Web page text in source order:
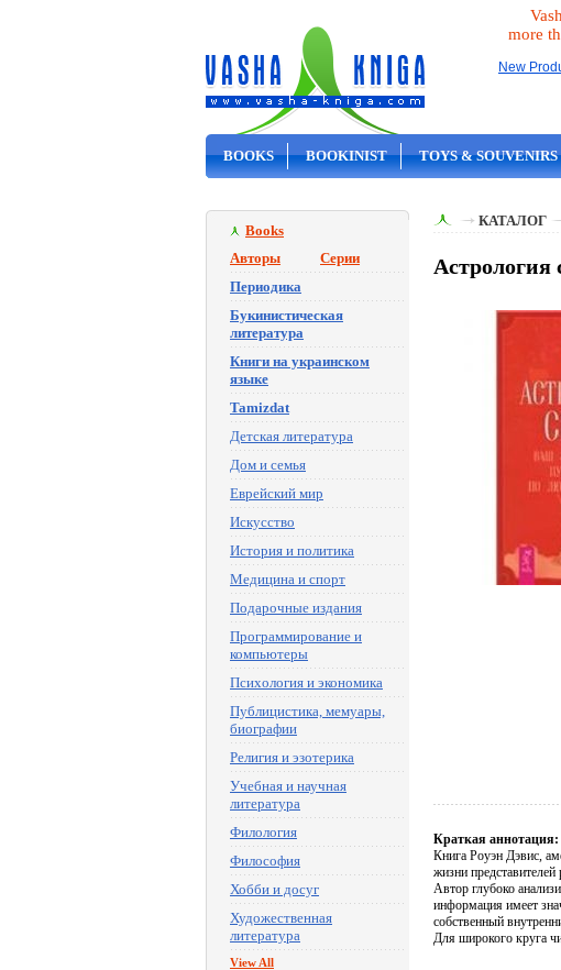
more
New
BOOKS BOOKINIST TOYS & SOUVENIRS
Books
Авторы
Серии
Периодика
Букинистическая
литература
Книги на украинском
языке
Tamizdat
Детская литература
Дом и семья
Еврейский мир
Искусство
История и политика
Медицина и спорт
Подарочные издания
Программирование и
компьютеры
Психология и экономика
Публицистика, мемуары,
биографии
Религия и эзотерика
Учебная и научная
литература
Филология
Философия
Хобби и досуг
Художественная
литература
View All
КАТАЛОГ
Астрология
Краткая аннотация:
Книга Роуэн Дэвис,
жизни
Автор глубоко
информация имеет
собственный
Для широкого круга